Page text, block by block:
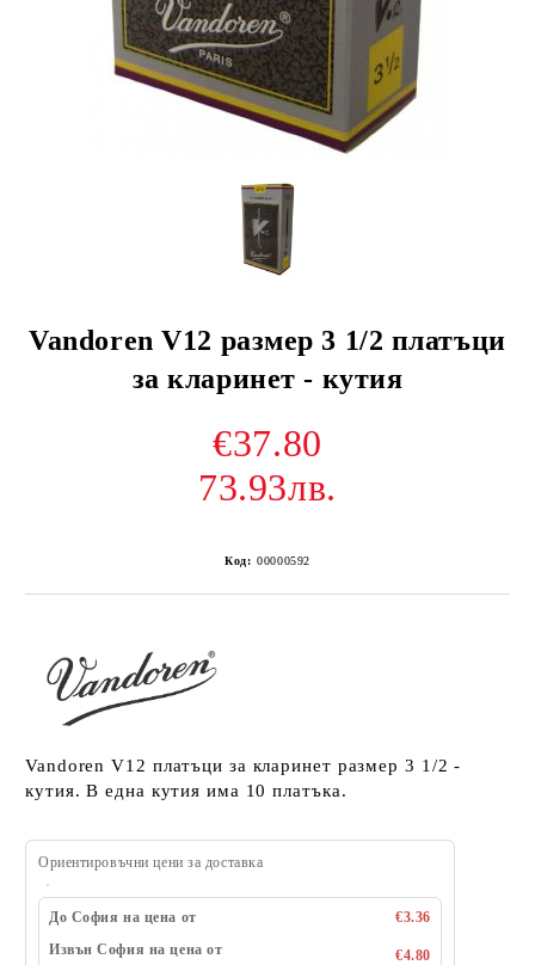
Vandoren V12 размер 3 1/2 платъци
за кларинет - кутия
€37.80
73.93лв.
Код: 00000592
Vandoren V12 платъци за кларинет размер 3 1/2 -
кутия. В една кутия има 10 платъка.
Ориентировъчни цени за доставка
До София на цена от
€3.36
Извън София на цена от
€4.80